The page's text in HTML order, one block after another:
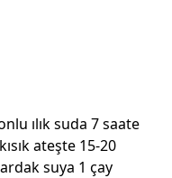
ılık suda 7 saate
ateşte 15-20
suya 1 çay